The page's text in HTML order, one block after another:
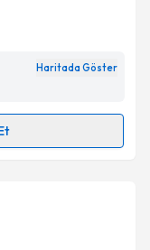
Haritada Göster
talebi
almanız için bir